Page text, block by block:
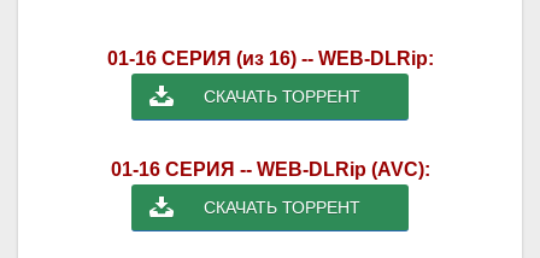
01-16 СЕРИЯ (из 16) -- WEB-DLRip:
СКАЧАТЬ ТОРРЕНТ
01-16 СЕРИЯ -- WEB-DLRip (AVC):
СКАЧАТЬ ТОРРЕНТ